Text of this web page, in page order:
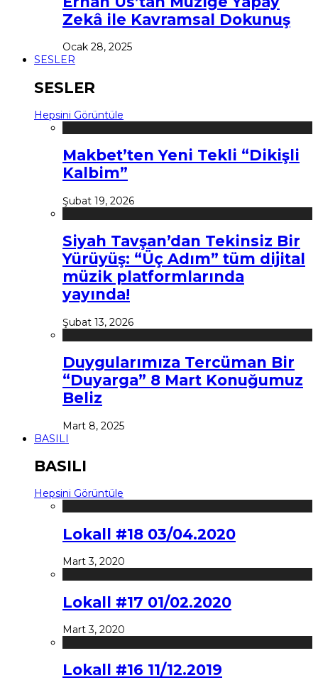
Zekâ ile Kavramsal Dokunuş
Ocak 28, 2025
SESLER
SESLER
Hepsini Görüntüle
Makbet’ten Yeni Tekli “Dikişli
Kalbim”
Şubat 19, 2026
Siyah Tavşan’dan Tekinsiz Bir
Yürüyüş: “Üç Adım” tüm dijital
müzik platformlarında
yayında!
Şubat 13, 2026
Duygularımıza Tercüman Bir
“Duyarga” 8 Mart Konuğumuz
Beliz
Mart 8, 2025
BASILI
BASILI
Hepsini Görüntüle
Lokall #18 03/04.2020
Mart 3, 2020
Lokall #17 01/02.2020
Mart 3, 2020
Lokall #16 11/12.2019